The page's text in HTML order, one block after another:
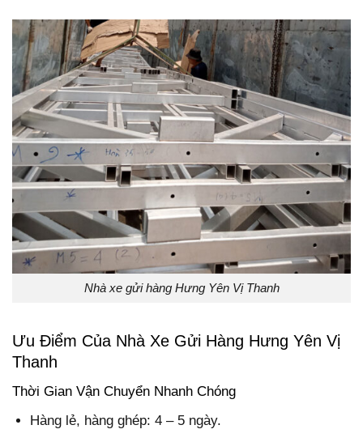
Nhà xe gửi hàng Hưng Yên Vị Thanh
Ưu Điểm Của Nhà Xe Gửi Hàng Hưng Yên Vị
Thanh
Thời Gian Vận Chuyển Nhanh Chóng
Hàng lẻ, hàng ghép: 4 – 5 ngày.